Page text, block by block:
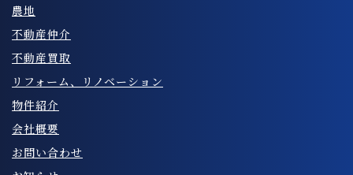
農地
不動産仲介
不動産買取
リフォーム、リノベーション
物件紹介
会社概要
お問い合わせ